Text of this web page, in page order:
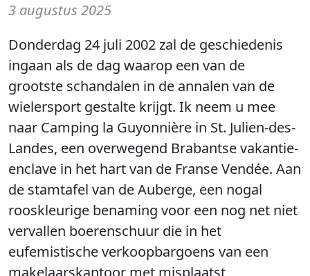
3 augustus 2025
Donderdag 24 juli 2002 zal de geschiedenis
ingaan als de dag waarop een van de
grootste schandalen in de annalen van de
wielersport gestalte krijgt. Ik neem u mee
naar Camping la Guyonnière in St. Julien-des-
Landes, een overwegend Brabantse vakantie-
enclave in het hart van de Franse Vendée. Aan
de stamtafel van de Auberge, een nogal
rooskleurige benaming voor een nog net niet
vervallen boerenschuur die in het
eufemistische verkoopbargoens van een
makelaarskantoor met misplaatst